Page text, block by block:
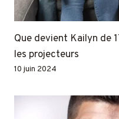
Que devient Kailyn de
les projecteurs
10 juin 2024